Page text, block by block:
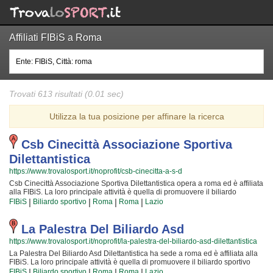
Affiliati FIBiS a Roma
Trovati 613 risultati (0.01 sec)
Utilizza la tua posizione per affinare la ricerca
Csb Cinecittà Associazione Sportiva
Dilettantistica
https://www.trovalosport.it/noprofit/csb-cinecitta-a-s-d
Csb Cinecittà Associazione Sportiva Dilettantistica opera a roma ed è affiliata
alla FIBiS. La loro principale attività è quella di promuovere il biliardo
sportivo organizzando tornei sul territorio e corsi per bambini, ragazzi e
adulti. L'attività è incentrata sia sul miglioramento delle capacità motorie e
fisiche degli atleti sia sulla creazione di quelle qualità personali che si
acquisiscono quotidianamente affrontando sfide articolate. Proprio per
questo motivo gli allenatori sono tra i migliori della Provincia e sono convinti
di poter trasmettere quei valori in cui Csb Cinecittà Associazione Sportiva
Dilettantistica crede fin dalla sua fondazione. La passione, i sacrifici e la
continua ricerca della chiave per crescere e superare i propri limiti personali
rendono il biliardo sportivo uno sport unico e da cui si viene immediatamente
FIBiS | Biliardo sportivo | Roma | Roma | Lazio
La Palestra Del Biliardo Asd
https://www.trovalosport.it/noprofit/la-palestra-del-biliardo-asd-dilettantistica
La Palestra Del Biliardo Asd Dilettantistica ha sede a roma ed è affiliata alla
FIBiS. La loro principale attività è quella di promuovere il biliardo sportivo
organizzando tornei sul territorio e corsi per bambini, ragazzi e adulti.